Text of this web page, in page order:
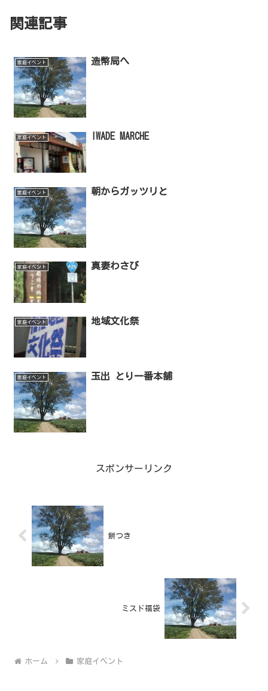
関連記事
家庭イベント 造幣局へ
家庭イベント IWADE MARCHE
家庭イベント 朝からガッツリと
家庭イベント 真妻わさび
家庭イベント 地域文化祭
家庭イベント 玉出 とり一番本舗
スポンサーリンク
餅つき
ミスド福袋
ホーム 家庭イベント